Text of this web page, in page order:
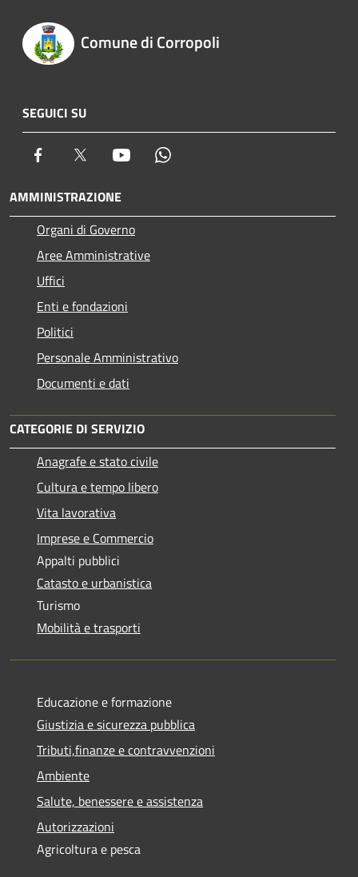
Comune di Corropoli
SEGUICI SU
Facebook Twitter Youtube
AMMINISTRAZIONE
Organi di Governo
Aree Amministrative
Uffici
Enti e fondazioni
Politici
Personale Amministrativo
Documenti e dati
CATEGORIE DI SERVIZIO
Anagrafe e stato civile
Cultura e tempo libero
Vita lavorativa
Imprese e Commercio
Appalti pubblici
Catasto e urbanistica
Turismo
Mobilità e trasporti
Educazione e formazione
Giustizia e sicurezza pubblica
Tributi,finanze e contravvenzioni
Ambiente
Salute, benessere e assistenza
Autorizzazioni
Agricoltura e pesca